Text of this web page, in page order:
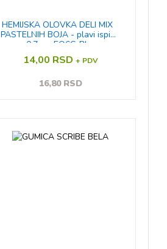
HEMIJSKA OLOVKA DELI MIX
PASTELNIH BOJA - plavi ispis
0.7mm EQ6C-BL
14,00 RSD + PDV
16,80 RSD